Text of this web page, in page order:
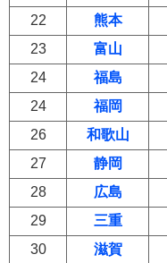
22
熊本
23
富山
24
福島
24
福岡
26
和歌山
27
静岡
28
広島
29
三重
30
滋賀